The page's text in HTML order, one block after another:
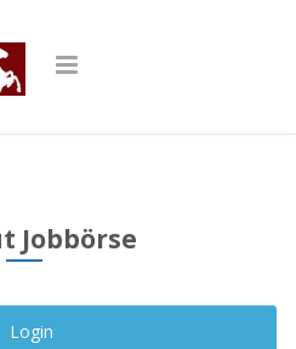
Jobbörse
Login